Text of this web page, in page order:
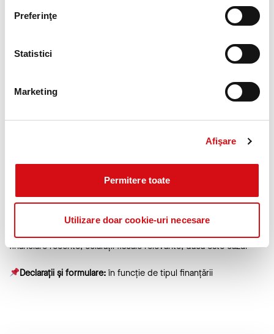
Preferinţe
Statistici
Marketing
Afişare
Permitere toate
Utilizare doar cookie-uri necesare
Întreprinderi mici și mijlocii (IMM-uri)
, conform definiției
Documente de identificare afacere: Certificat de înregistrare
identitate asociat/administrator
financiare recente, eclarații fiscale relevante, dacă este cazul
Declarații și formulare:în funcție de tipul finanțării